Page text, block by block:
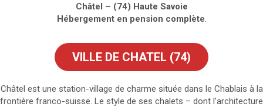
Châtel – (74) Haute Savoie
Hébergement en pension complète.
VILLE DE CHATEL (74)
Châtel est une station-village de charme située dans le Chablais à la
frontière franco-suisse. Le style de ses chalets – dont l’architecture